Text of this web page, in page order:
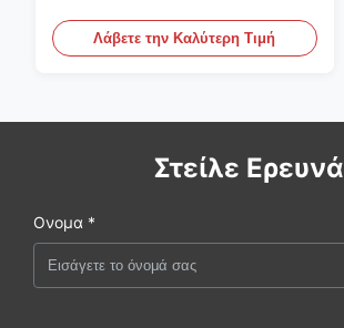
του ISO που εμποτίζει την
αντλία
Λάβετε την Καλύτερη Τιμή
Στείλε Ερευνά
Ονομα *